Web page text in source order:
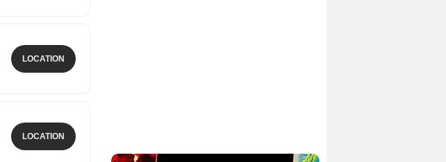
LOCATION
LOCATION